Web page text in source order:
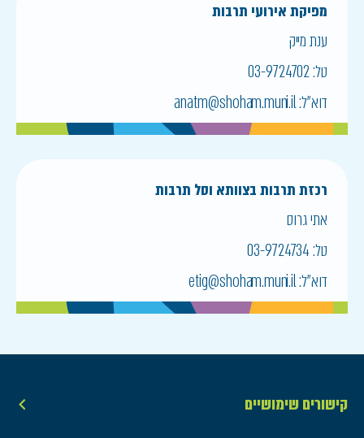
מפיקת אירועי תרבות
ענת מייק
טל:03-9724702
דוא״ל:anatm@shoham.muni.il
רכזת תרבות בצוותא וסל תרבות
אתי גרוס
טל:03-9724734
דוא״ל:etig@shoham.muni.il
קישורים שימושיים